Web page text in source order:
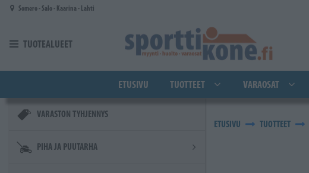
Siirry pääsisältöön
Somero - Salo - Kaarina - Lahti
TUOTEALUEET
ETUSIVU TUOTTEET VARAOSAT
VARASTON TYHJENNYS
PIHA JA PUUTARHA
ETUSIVU TUOTTEET